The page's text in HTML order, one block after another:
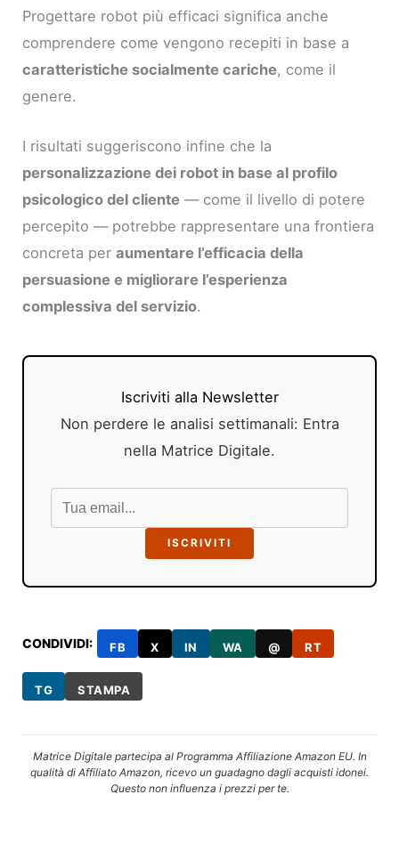
Progettare robot più efficaci significa anche
comprendere come vengono recepiti in base a
caratteristiche socialmente cariche, come il
genere.
I risultati suggeriscono infine che la
personalizzazione dei robot in base al profilo
psicologico del cliente — come il livello di potere
percepito — potrebbe rappresentare una frontiera
concreta peraumentare l’efficacia della
persuasione e migliorare l’esperienza
complessiva del servizio.
Iscriviti alla Newsletter
Non perdere le analisi settimanali: Entra
nella Matrice Digitale.
ISCRIVITI
CONDIVIDI: FB X IN WA @ RT
TG STAMPA
Matrice Digitale partecipa al Programma Affiliazione Amazon EU. In
qualità di Affiliato Amazon, ricevo un guadagno dagli acquisti idonei.
Questo non influenza i prezzi per te.